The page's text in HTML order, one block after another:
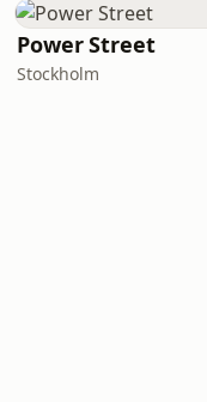
Power Street
Stockholm